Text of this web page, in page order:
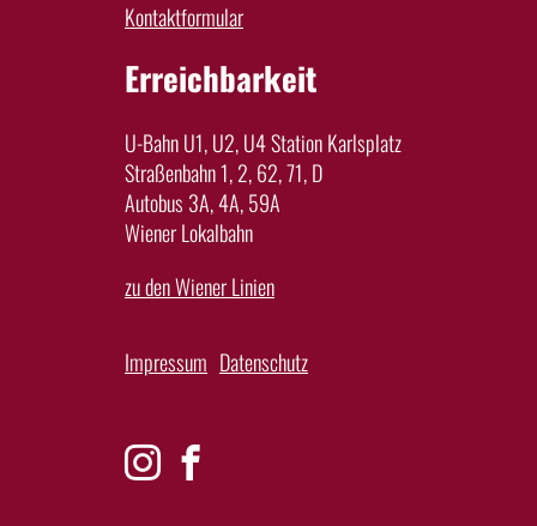
Kontaktformular
Erreichbarkeit
U-Bahn U1, U2, U4 Station Karlsplatz
Straßenbahn 1, 2, 62, 71, D
Autobus 3A, 4A, 59A
Wiener Lokalbahn
zu den Wiener Linien
Impressum Datenschutz